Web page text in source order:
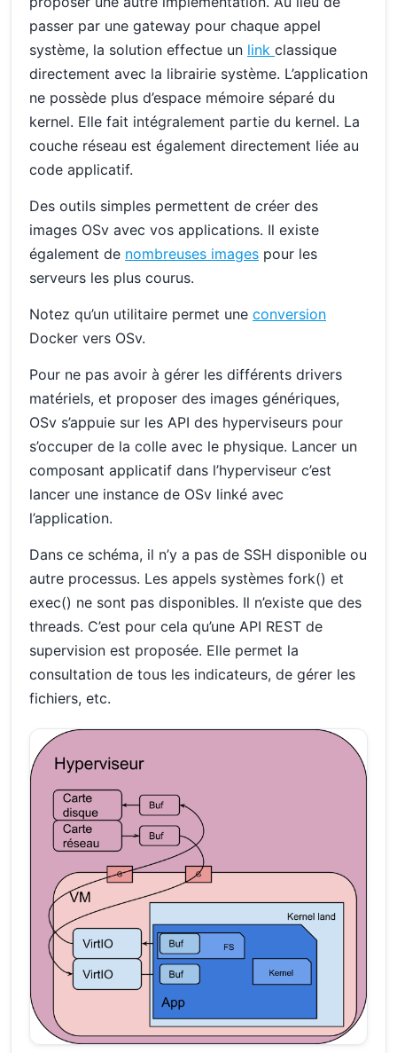
passer par une gateway pour chaque appel
système, la solution effectue un link classique
directement avec la librairie système. L’application
ne possède plus d’espace mémoire séparé du
kernel. Elle fait intégralement partie du kernel. La
couche réseau est également directement liée au
code applicatif.
Des outils simples permettent de créer des
images OSv avec vos applications. Il existe
également de nombreuses images pour les
serveurs les plus courus.
Notez qu’un utilitaire permet une conversion
Docker vers OSv.
Pour ne pas avoir à gérer les différents drivers
matériels, et proposer des images génériques,
OSv s’appuie sur les API des hyperviseurs pour
s’occuper de la colle avec le physique. Lancer un
composant applicatif dans l’hyperviseur c’est
lancer une instance de OSv linké avec
l’application.
Dans ce schéma, il n’y a pas de SSH disponible ou
autre processus. Les appels systèmes fork() et
exec() ne sont pas disponibles. Il n’existe que des
threads. C’est pour cela qu’une API REST de
supervision est proposée. Elle permet la
consultation de tous les indicateurs, de gérer les
fichiers, etc.